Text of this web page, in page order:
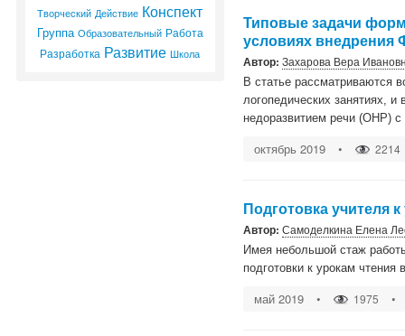
Творческий Действие Конспект
Группа Образовательный Работа
Разработка Развитие Школа
Типовые задачи
условиях внедрения
Автор: Захарова Вера
В статье рассматриваются
логопедических занятиях,
недоразвитием речи (ОНР)
октябрь 2019 • 2214
Подготовка учителя
Автор: Самоделкина Елена
Имея небольшой стаж
подготовки к урокам чтения
май 2019 • 1975 •